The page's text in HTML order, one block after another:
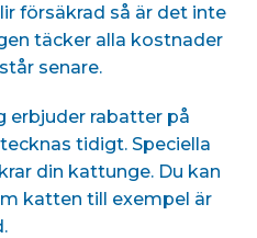
försäkrad så är det inte
täcker alla kostnader
senare.
erbjuder rabatter på
tidigt. Speciella
din kattunge. Du kan
katten till exempel är